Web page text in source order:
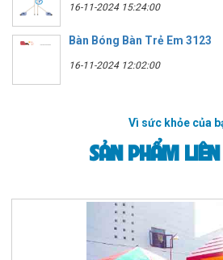
16-11-2024 15:24:00
Bàn Bóng Bàn Trẻ Em 3123
16-11-2024 12:02:00
Vì sức khỏe của
SẢN PHẨM